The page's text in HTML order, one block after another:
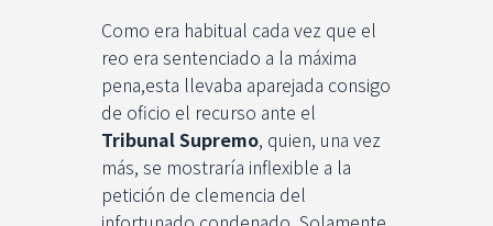
Como era habitual cada vez que el
reo era sentenciado a la máxima
pena,esta llevaba aparejada consigo
de oficio el recurso ante el
Tribunal Supremo, quien, una vez
más, se mostraría inflexible a la
petición de clemencia del